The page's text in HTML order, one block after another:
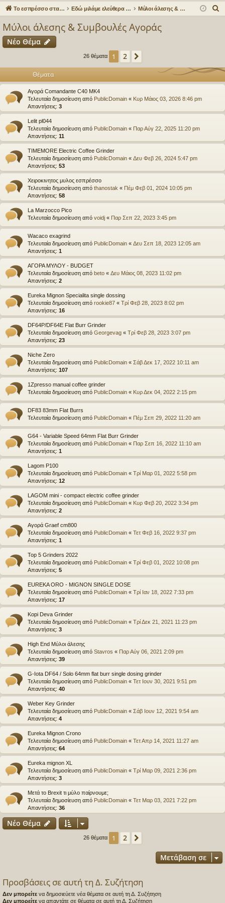
γο
συ
εις
Συ
τή
ις
δε ρα
Το εσπρέσσο στα ηλεκτρονικά! Εδώ μιλάμε ελεύθερα για τον καφέ! Μύλοι άλεσης & Συμβουλές Αγοράς
σ
Μύλοι άλεσης & Συμβουλές Αγοράς
Νέο Θέμα
26 θέματα 1 2
Θέματα
Αγορά Comandante C40 MK4
Τελευταία δημοσίευση από PublicDomain « Κυρ Μάιος 03, 2026 8:46 pm
Απαντήσεις: 3
Lelit pl044
Τελευταία δημοσίευση από PublicDomain « Παρ Αύγ 22, 2025 11:20 pm
Απαντήσεις: 11
TIMEMORE Electric Coffee Grinder
Τελευταία δημοσίευση από PublicDomain « Δευ Φεβ 26, 2024 5:47 pm
Απαντήσεις: 53
Χειροκινητος μυλος εσπρέσσο
Τελευταία δημοσίευση από thanostak « Πέμ Φεβ 01, 2024 10:05 pm
Απαντήσεις: 58
La Marzocco Pico
Τελευταία δημοσίευση από voidj « Παρ Σεπ 22, 2023 3:45 pm
Wacaco exagrind
Τελευταία δημοσίευση από PublicDomain « Δευ Σεπ 18, 2023 12:05 am
Απαντήσεις: 1
ΑΓΟΡΑ ΜΥΛΟΥ - BUDGET
Τελευταία δημοσίευση από beto « Δευ Μάιος 08, 2023 11:02 pm
Απαντήσεις: 2
Eureka Mignon Specialita single dossing
Τελευταία δημοσίευση από rookie87 « Τρί Φεβ 28, 2023 8:02 pm
Απαντήσεις: 16
DF64P/DF64E Flat Burr Grinder
Τελευταία δημοσίευση από Georgevag « Τρί Φεβ 28, 2023 3:07 pm
Απαντήσεις: 23
Niche Zero
Τελευταία δημοσίευση από PublicDomain « Σάβ Δεκ 17, 2022 10:11 am
Απαντήσεις: 107
1Zpresso manual coffee grinder
Τελευταία δημοσίευση από PublicDomain « Κυρ Δεκ 04, 2022 2:15 pm
DF83 83mm Flat Burrs
Τελευταία δημοσίευση από PublicDomain « Πέμ Σεπ 29, 2022 11:20 am
G64 - Variable Speed 64mm Flat Burr Grinder
Τελευταία δημοσίευση από PublicDomain « Παρ Σεπ 16, 2022 11:10 am
Απαντήσεις: 1
Lagom P100
Τελευταία δημοσίευση από PublicDomain « Τρί Μαρ 01, 2022 5:58 pm
Απαντήσεις: 12
LAGOM mini - compact electric coffee grinder
Τελευταία δημοσίευση από PublicDomain « Κυρ Φεβ 20, 2022 3:34 pm
Απαντήσεις: 2
Αγορά Graef cm800
Τελευταία δημοσίευση από PublicDomain « Τετ Φεβ 16, 2022 9:37 pm
Απαντήσεις: 1
Top 5 Grinders 2022
Τελευταία δημοσίευση από PublicDomain « Τρί Φεβ 01, 2022 10:08 pm
Απαντήσεις: 5
EUREKA ORO - MIGNON SINGLE DOSE
Τελευταία δημοσίευση από PublicDomain « Τρί Ιαν 18, 2022 7:33 pm
Απαντήσεις: 17
Kopi Deva Grinder
Τελευταία δημοσίευση από PublicDomain « Τρί Δεκ 21, 2021 11:23 pm
Απαντήσεις: 3
High End Μύλοι άλεσης
Τελευταία δημοσίευση από Stavros « Παρ Αύγ 06, 2021 2:09 pm
Απαντήσεις: 39
G-Iota DF64 / Solo 64mm flat burr single dosing grinder
Τελευταία δημοσίευση από PublicDomain « Τετ Ιουν 30, 2021 9:51 pm
Απαντήσεις: 40
Weber Key Grinder
Τελευταία δημοσίευση από PublicDomain « Σάβ Ιουν 12, 2021 9:54 am
Απαντήσεις: 4
Eureka Mignon Crono
Τελευταία δημοσίευση από PublicDomain « Τετ Απρ 14, 2021 11:27 am
Απαντήσεις: 64
Eureka mignon XL
Τελευταία δημοσίευση από PublicDomain « Τρί Μαρ 09, 2021 2:36 pm
Απαντήσεις: 3
Μετά το Brexit τι μύλο παίρνουμε;
Τελευταία δημοσίευση από PublicDomain « Τετ Μαρ 03, 2021 7:22 pm
Απαντήσεις: 36
Νέο Θέμα
26 θέματα 1 2
Μετάβαση σε
Προσβάσεις σε αυτή τη Δ. Συζήτηση
Δεν μπορείτε να δημοσιεύετε νέα θέματα σε αυτή τη Δ. Συζήτηση
Δεν μπορείτε να απαντάτε σε θέματα σε αυτή τη Δ. Συζήτηση